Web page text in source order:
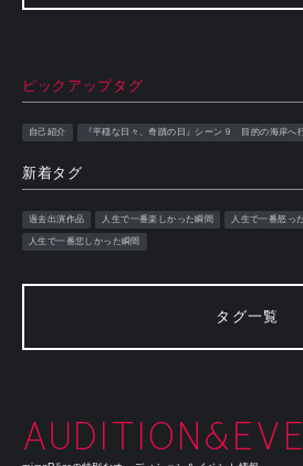
ピックアップタグ
自己紹介 『平穏な日々、奇蹟の日』シーン９ 目的の海岸へ
新着タグ
過去出演作品 人生で一番楽しかった瞬間 人生で一番怒っ
人生で一番悲しかった瞬間
タグ一覧